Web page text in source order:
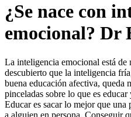
¿Se nace con
emocional? Dr
La inteligencia emocional está de
descubierto que la inteligencia
buena educación afectiva, queda
pinceladas sobre lo que es
Educar es sacar lo mejor que
a alguien en persona. Conseguir